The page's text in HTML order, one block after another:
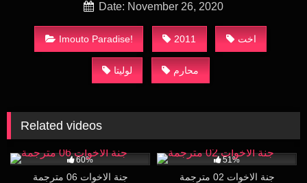
Date: November 26, 2020
Imouto Paradise! 2011 اخت
لوليتا محارم
Related videos
60%
جنة الاخوات 06 مترجمة
51%
جنة الاخوات 02 مترجمة